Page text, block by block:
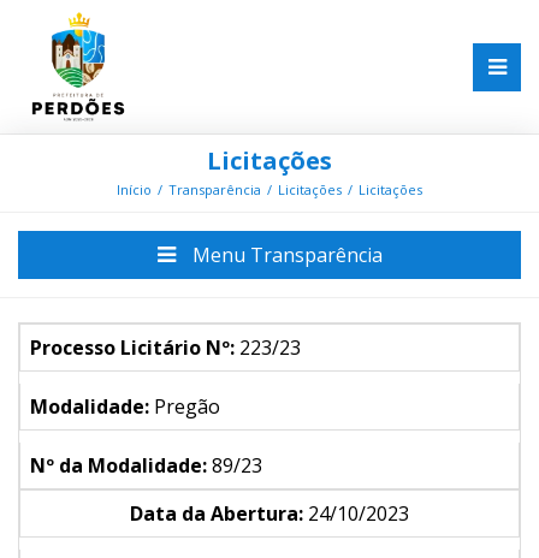
Licitações
Início Transparência Licitações Licitações
Menu Transparência
Processo Licitário Nº: 223/23
Modalidade: Pregão
Nº da Modalidade:89/23
Data da Abertura: 24/10/2023